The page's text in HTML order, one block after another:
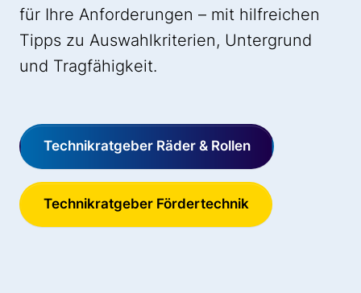
für Ihre Anforderungen – mit hilfreichen
Tipps zu Auswahlkriterien, Untergrund
und Tragfähigkeit.
Technikratgeber Räder & Rollen
Technikratgeber Fördertechnik